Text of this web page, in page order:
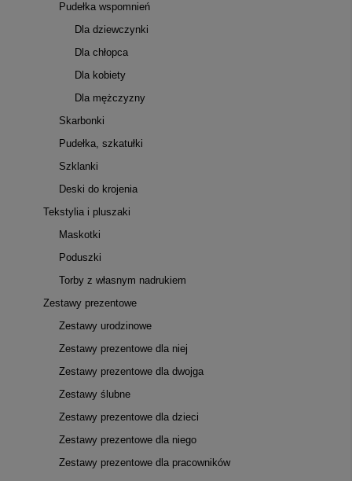
Pudełka wspomnień
Dla dziewczynki
Dla chłopca
Dla kobiety
Dla mężczyzny
Skarbonki
Pudełka, szkatułki
Szklanki
Deski do krojenia
Tekstylia i pluszaki
Maskotki
Poduszki
Torby z własnym nadrukiem
Zestawy prezentowe
Zestawy urodzinowe
Zestawy prezentowe dla niej
Zestawy prezentowe dla dwojga
Zestawy ślubne
Zestawy prezentowe dla dzieci
Zestawy prezentowe dla niego
Zestawy prezentowe dla pracowników